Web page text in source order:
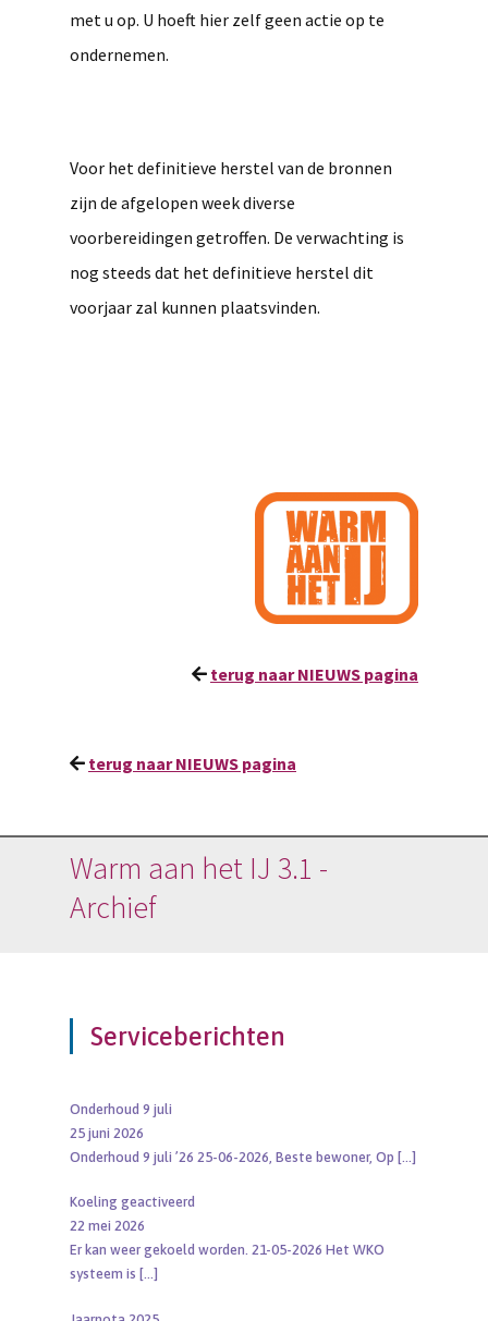
met u op. U hoeft hier zelf geen actie op te
ondernemen.
Voor het definitieve herstel van de bronnen
zijn de afgelopen week diverse
voorbereidingen getroffen. De verwachting is
nog steeds dat het definitieve herstel dit
voorjaar zal kunnen plaatsvinden.
terug naar NIEUWS pagina
terug naar NIEUWS pagina
Warm aan het IJ 3.1 -
Archief
Serviceberichten
Onderhoud 9 juli
25 juni 2026
Onderhoud 9 juli ’26 25-06-2026, Beste bewoner, Op […]
Koeling geactiveerd
22 mei 2026
Er kan weer gekoeld worden. 21-05-2026 Het WKO
systeem is […]